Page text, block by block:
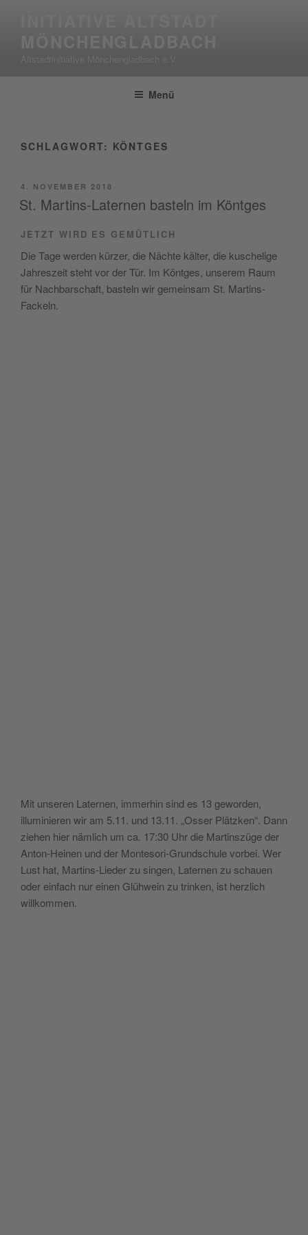
Menü
SCHLAGWORT: KÖNTGES
VERÖFFENTLICHT
AM
4. NOVEMBER 2018
St. Martins-Laternen basteln im Köntges
JETZT WIRD ES GEMÜTLICH
Die Tage werden kürzer, die Nächte kälter, die kuschelige
Jahreszeit steht vor der Tür. Im Köntges, unserem Raum
für Nachbarschaft, basteln wir gemeinsam St. Martins-
Fackeln.
Mit unseren Laternen, immerhin sind es 13 geworden,
illuminieren wir am 5.11. und 13.11. „Osser Plätzken“. Dann
ziehen hier nämlich um ca. 17:30 Uhr die Martinszüge der
Anton-Heinen und der Montesori-Grundschule vorbei. Wer
Lust hat, Martins-Lieder zu singen, Laternen zu schauen
oder einfach nur einen Glühwein zu trinken, ist herzlich
willkommen.